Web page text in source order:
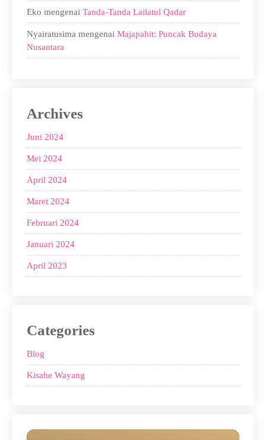
Eko mengenai Tanda-Tanda Lailatul Qadar
Nyairatusima mengenai Majapahit: Puncak Budaya
Nusantara
Archives
Juni 2024
Mei 2024
April 2024
Maret 2024
Februari 2024
Januari 2024
April 2023
Categories
Blog
Kisahe Wayang